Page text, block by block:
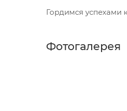
Гордимся успехами
Фотогалерея